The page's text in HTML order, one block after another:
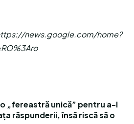
news.google.com/home?
„fereastră unică” pentru a-l
răspunderii, însă riscă să o